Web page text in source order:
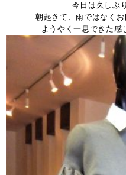
今日は久しぶ
朝起きて、雨ではなくお
ようやく一息できた感